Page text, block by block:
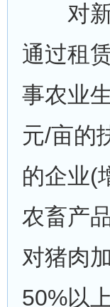
对新
通过租
事农业
元/亩的
的企业(
农畜产
对猪肉
50%以